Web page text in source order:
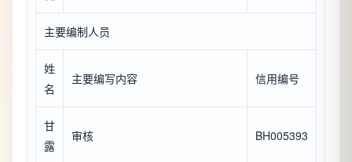
主要编制人员
姓
名
主要编写内容 信用编号
甘
露
审核 BH005393